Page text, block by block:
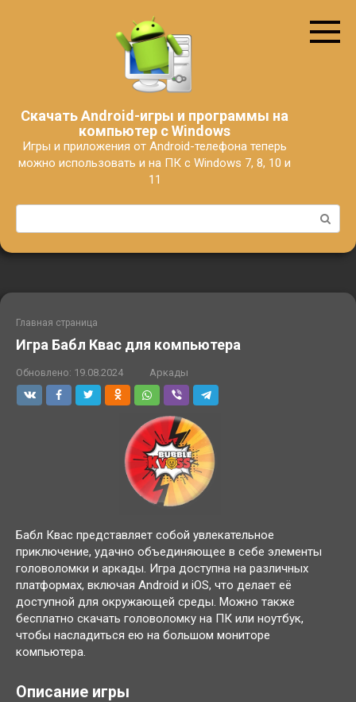
Скачать Android-игры и программы на
компьютер с Windows
Игры и приложения от Android-телефона теперь
можно использовать и на ПК с Windows 7, 8, 10 и
11
Поиск:
Главная страница
Игра Бабл Квас для компьютера
Обновлено: 19.08.2024 Аркады
Бабл Квас представляет собой увлекательное
приключение, удачно объединяющее в себе элементы
головоломки и аркады. Игра доступна на различных
платформах, включая Android и iOS, что делает её
доступной для окружающей среды. Можно также
бесплатно скачать головоломку на ПК или ноутбук,
чтобы насладиться ею на большом мониторе
компьютера.
Описание игры